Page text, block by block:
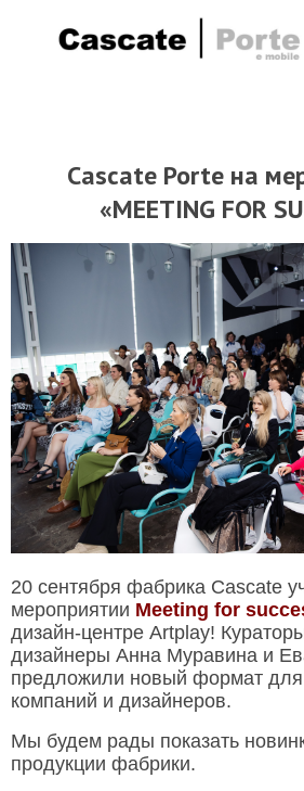
Cascate Porte на
«MEETING FOR
20 сентября фабрика Cascate
мероприятии Meeting for
дизайн-центре Artplay!
дизайнеры Анна Муравина и
предложили новый формат
компаний и дизайнеров.
Мы будем рады показать
продукции фабрики.